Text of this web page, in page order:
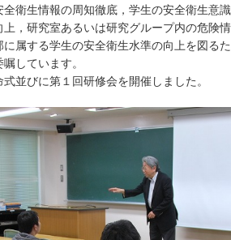
衛生情報の周知徹底，学生の安全衛生意識
，研究室あるいは研究グループ内の危険情
属する学生の安全衛生水準の向上を図るた
しています。
並びに第１回研修会を開催しました。